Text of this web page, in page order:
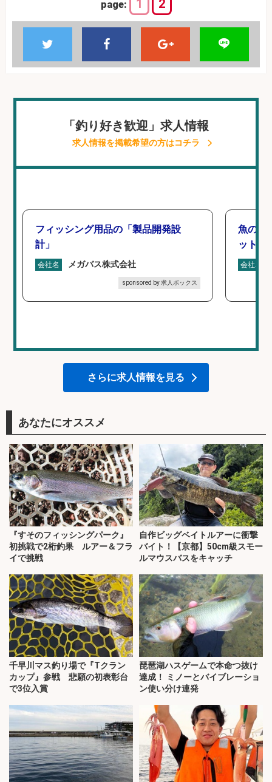
page: 1 2
「釣り好き歓迎」求人情報
求人情報を掲載希望の方はコチラ
フィッシング用品の「製品開発設
計」
会社名 メガバス株式会社
sponsored by 求人ボックス
魚の「
ットを
会社名
さらに求人情報を見る
あなたにオススメ
『すそのフィッシングパーク』
初挑戦で2桁釣果 ルアー＆フラ
イで挑戦
自作ビッグベイトルアーに衝撃
バイト！【京都】50cm級スモー
ルマウスバスをキャッチ
千早川マス釣り場で『Tクラン
カップ』参戦 悲願の初表彰台
で3位入賞
琵琶湖ハスゲームで本命つ抜け
達成！ ミノーとバイブレーショ
ン使い分け連発